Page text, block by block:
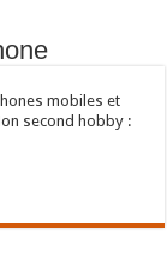
mobiles et
second hobby :